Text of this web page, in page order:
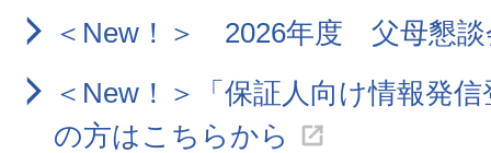
＜New！＞ 2026年度 父母懇談
＜New！＞「保証人向け情報発
の方はこちらから